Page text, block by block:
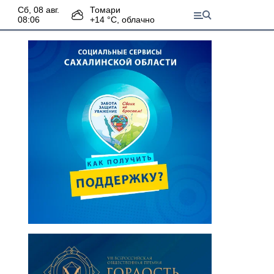
сб, 08 авг.
08:06
Томари
+14 °С, облачно